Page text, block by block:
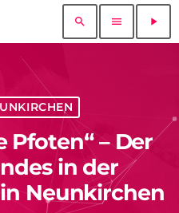
search menu play_arrow
Pfoten“ – Der
in der
Neunkirchen